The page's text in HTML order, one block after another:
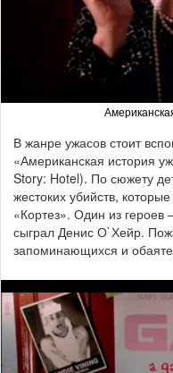
В жанре ужасов стоит
«Американская история
Story: Hotel). По сюжету
жестоких убийств,
«Кортез». Один из героев
сыграл Денис О`Хейр.
запоминающихся и